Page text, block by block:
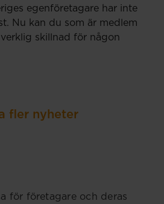
egenföretagare har inte
Nu kan du som är medlem
skillnad för någon
fler nyheter
för företagare och deras